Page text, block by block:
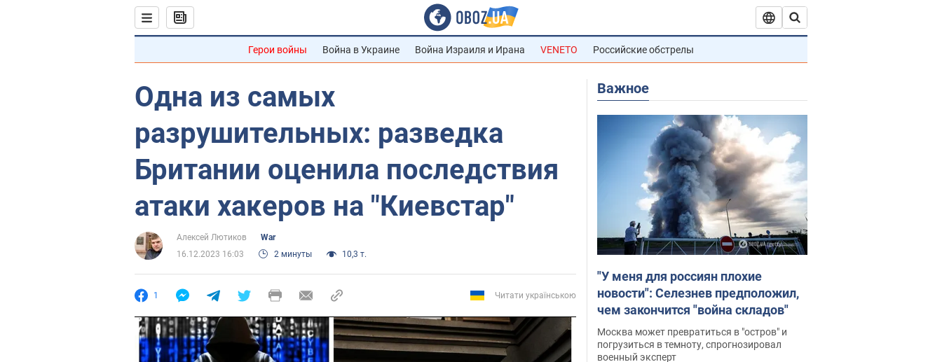
Герои войны Война в Украине Война Израиля и Ирана VENETO Российские обстрелы
Одна из самых
разрушительных: разведка
Британии оценила последствия
атаки хакеров на "Киевстар"
Алексей Лютиков
War
16.12.2023 16:03
2 минуты 10,3 т.
1 Читати українською
Важное
"У меня для россиян плохие
новости": Селезнев предположил,
чем закончится "война складов"
Москва может превратиться в "остров" и
погрузиться в темноту, спрогнозировал
военный эксперт